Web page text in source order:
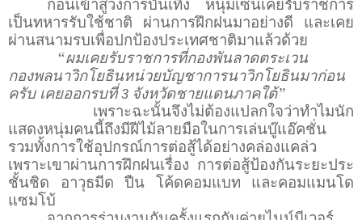
ก่อนเข้าสู่วงการบันเทิง หนุ่มเซนเคยรับราชการ
เป็นทหารรับใช้ชาติ ผ่านการฝึกฝนมาอย่างดี และเคย
ผ่านสนามรบเพื่อปกป้องประเทศชาติมาแล้วด้วย
“ผมเคยรับราชการที่กองพันลาดตระเวน
กองพลนาวิกโยธินหน่วยบัญชาการนาวิกโยธินมาก่อน
ครับ เคยออกรบที่3 จังหวัดชายแดนภาคใต้”
เพราะฉะนั้นจึงไม่ต้องแปลกใจว่าทำไมนัก
แสดงหนุ่มคนนี้ถึงมีฝีไม้ลายมือในการเล่นบู๊แอ๊คชั่น
รวมทั้งการใช้อุปกรณ์การต่อสู้ได้อย่างคล่องแคล่ว
เพราะเขาผ่านการฝึกฝนเรื่อง การต่อสู้ป้องกันระยะประ
ชั้นชิด อาวุธมีด ปืน โค้ดคอมแบท และคอมแมนโด
แซมโบ้